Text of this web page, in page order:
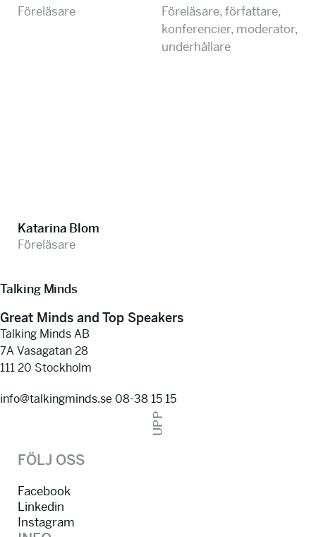
Föreläsare
Föreläsare, författare,
konferencier, moderator,
underhållare
Katarina Blom
Föreläsare
Talking Minds
Great Minds and Top Speakers
Talking Minds AB
7A Vasagatan 28
111 20 Stockholm
info@talkingminds.se 08-38 15 15
UPP
FÖLJ OSS
Facebook
Linkedin
Instagram